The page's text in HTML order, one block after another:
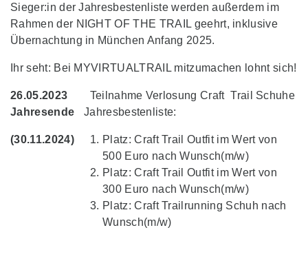
Sieger:in der Jahresbestenliste werden außerdem im
Rahmen der NIGHT OF THE TRAIL geehrt, inklusive
Übernachtung in München Anfang 2025.
Ihr seht: Bei MYVIRTUALTRAIL mitzumachen lohnt sich!
26.05.2023
Teilnahme Verlosung Craft Trail Schuhe
Jahresende
(30.11.2024)
Jahresbestenliste:
Platz: Craft Trail Outfit im Wert von
500 Euro nach Wunsch(m/w)
Platz: Craft Trail Outfit im Wert von
300 Euro nach Wunsch(m/w)
Platz: Craft Trailrunning Schuh nach
Wunsch(m/w)